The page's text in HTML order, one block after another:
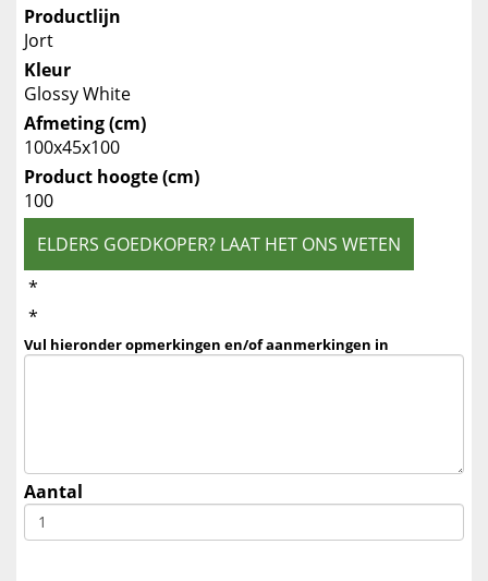
Productlijn
Jort
Kleur
Glossy White
Afmeting (cm)
100x45x100
Product hoogte (cm)
100
ELDERS GOEDKOPER? LAAT HET ONS WETEN
*
*
Vul hieronder opmerkingen en/of aanmerkingen in
Aantal